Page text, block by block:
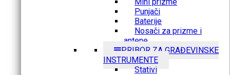
Punjači
Baterije
Nosači za prizme i
antene
PRIBOR ZA GRAĐEVINSKE
INSTRUMENTE
Stativi